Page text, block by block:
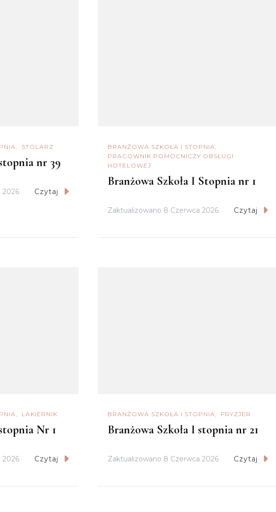
STOLARZ
nr 39
2026 Czytaj
BRANŻOWA SZKOŁA I STOPNIA
PRACOWNIK POMOCNICZY OBSŁUGI
HOTELOWEJ
Branżowa Szkoła I Stopnia nr 1
Zaktualizowano 8 Czerwca 2026 Czytaj
LAKIERNIK
Nr 1
2026 Czytaj
BRANŻOWA SZKOŁA I STOPNIA FRYZJER
Branżowa Szkoła I stopnia nr 21
Zaktualizowano 8 Czerwca 2026 Czytaj